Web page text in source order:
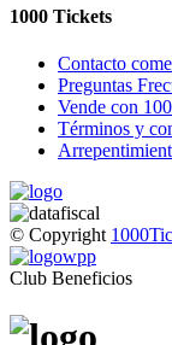
1000 Tickets
Contacto
Preguntas
Vende con
Términos y
© Copyright
Club Beneficios